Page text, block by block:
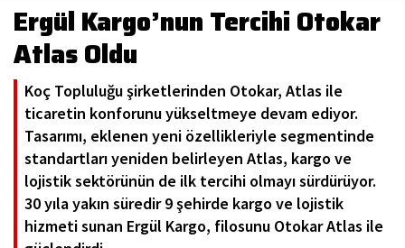
Ergül Kargo’nun Tercihi Otokar
Atlas Oldu
Koç Topluluğu şirketlerinden Otokar, Atlas ile
ticaretin konforunu yükseltmeye devam ediyor.
Tasarımı, eklenen yeni özellikleriyle segmentinde
standartları yeniden belirleyen Atlas, kargo ve
lojistik sektörünün de ilk tercihi olmayı sürdürüyor.
30 yıla yakın süredir 9 şehirde kargo ve lojistik
hizmeti sunan Ergül Kargo, filosunu Otokar Atlas ile